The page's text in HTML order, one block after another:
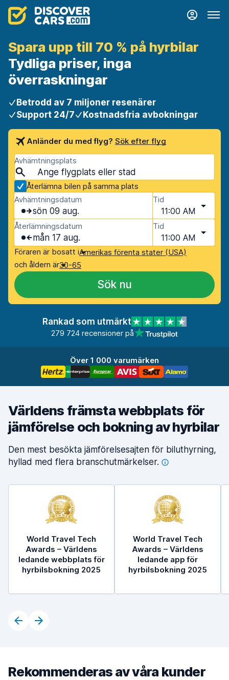
Spara upp till 70 % på hyrbilar
Tydliga priser, inga
överraskningar
Betrodd av 7 miljoner resenärer
Support 24/7
Kostnadsfria avbokningar
Anländer du med flyg? Sök efter flyg
Avhämtningsplats
Återlämna bilen på samma plats
Avhämtningsdatum
sön 09 aug.
Tid
11:00 AM
Återlämningsdatum
mån 17 aug.
Tid
11:00 AM
Föraren är bosatt iAmerikas förenta stater (USA)
och åldern är30-65
Sök nu
Rankad som utmärkt
279 724 recensioner på
Över 1 000 varumärken
Världens främsta webbplats för
jämförelse och bokning av hyrbilar
Den mest besökta jämförelsesajten för biluthyrning,
hyllad med flera branschutmärkelser.
World Travel Tech
Awards – Världens
ledande webbplats för
hyrbilsbokning 2025
World Travel Tech
Awards – Världens
ledande app för
hyrbilsbokning 2025
Rekommenderas av våra kunder